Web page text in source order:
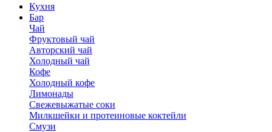
Кухня
Бар
Чай
Фруктовый чай
Авторский чай
Холодный чай
Кофе
Холодный кофе
Лимонады
Свежевыжатые соки
Милкшейки и протеиновые коктейли
Смузи